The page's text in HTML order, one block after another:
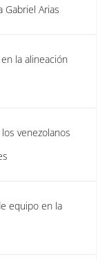
Gabriel Arias
la alineación
venezolanos
equipo en la